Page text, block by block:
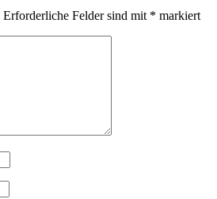
Erforderliche Felder sind mit * markiert